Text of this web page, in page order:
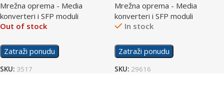
Module
Mrežna oprema - Media
konverteri i SFP moduli
Out of stock
Zatraži ponudu
SKU: 3517
Mrežna oprema - Media
konverteri i SFP moduli
In stock
Zatraži ponudu
SKU: 29616